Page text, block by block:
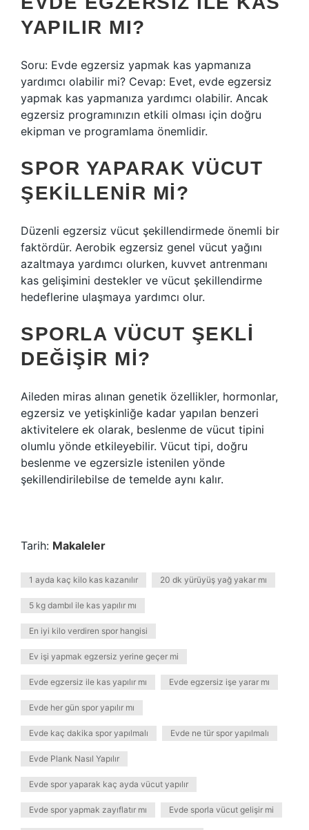
YAPILIR MI?
Soru: Evde egzersiz yapmak kas yapmanıza
yardımcı olabilir mi? Cevap: Evet, evde egzersiz
yapmak kas yapmanıza yardımcı olabilir. Ancak
egzersiz programınızın etkili olması için doğru
ekipman ve programlama önemlidir.
SPOR YAPARAK VÜCUT
ŞEKILLENIR MI?
Düzenli egzersiz vücut şekillendirmede önemli bir
faktördür. Aerobik egzersiz genel vücut yağını
azaltmaya yardımcı olurken, kuvvet antrenmanı
kas gelişimini destekler ve vücut şekillendirme
hedeflerine ulaşmaya yardımcı olur.
SPORLA VÜCUT ŞEKLI
DEĞIŞIR MI?
Aileden miras alınan genetik özellikler, hormonlar,
egzersiz ve yetişkinliğe kadar yapılan benzeri
aktivitelere ek olarak, beslenme de vücut tipini
olumlu yönde etkileyebilir. Vücut tipi, doğru
beslenme ve egzersizle istenilen yönde
şekillendirilebilse de temelde aynı kalır.
Tarih: Makaleler
1 ayda kaç kilo kas kazanılır 20 dk yürüyüş yağ yakar mı
5 kg dambıl ile kas yapılır mı
En iyi kilo verdiren spor hangisi
Ev işi yapmak egzersiz yerine geçer mi
Evde egzersiz ile kas yapılır mı Evde egzersiz işe yarar mı
Evde her gün spor yapılır mı
Evde kaç dakika spor yapılmalı Evde ne tür spor yapılmalı
Evde Plank Nasıl Yapılır
Evde spor yaparak kaç ayda vücut yapılır
Evde spor yapmak zayıflatır mı Evde sporla vücut gelişir mi